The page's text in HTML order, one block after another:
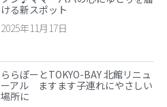
ける新スポット
2025年11月17日
ららぽーとTOKYO-BAY 北館リニュ
ーアル ますます子連れにやさしい
場所に